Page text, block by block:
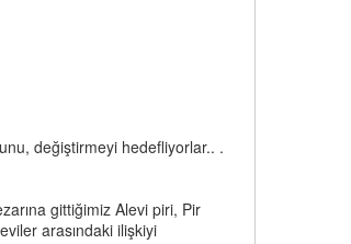
değiştirmeyi hedefliyorlar.. .
gittiğimiz Alevi piri, Pir
arasındaki ilişkiyi